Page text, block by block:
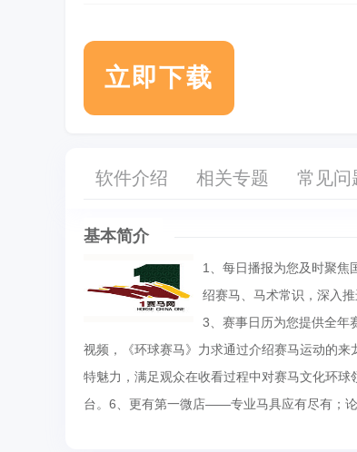
立即下载
软件介绍 相关专题 常见问
基本简介
1、每日播报为您及时聚焦
绍赛马、马术常识，深入
3、赛事日历为您提供全年
视频，《环球赛马》力求通过介绍赛马运动的
特魅力，满足观众在收看过程中对赛马文化环
台。6、更有第一微店——专业马具应有尽有；